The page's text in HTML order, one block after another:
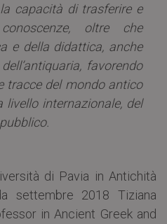
capacità di trasferire e
oltre che
e della didattica, anche
favorendo
tracce del mondo antico
livello internazionale, del
di Pavia in Antichità
settembre 2018 Tiziana
in Ancient Greek and